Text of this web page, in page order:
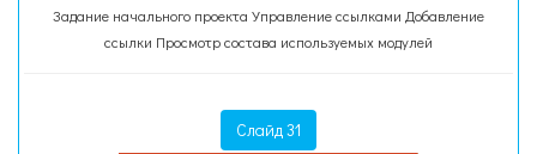
Задание начального проекта Управление ссылками Добавление
ссылки Просмотр состава используемых модулей
Слайд 31